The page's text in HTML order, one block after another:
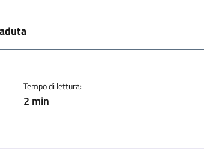
Tempo di lettura:
2 min